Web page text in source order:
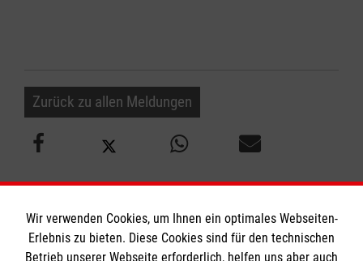
Zurück zu allen Meldungen
Wir verwenden Cookies, um Ihnen ein optimales Webseiten-
Erlebnis zu bieten. Diese Cookies sind für den technischen
Betrieb unserer Webseite erforderlich, helfen uns aber auch